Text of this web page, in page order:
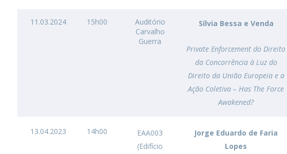
11.03.2024 15h00
Auditório
Carvalho
Guerra
Sílvia Bessa e Venda
Private Enforcement do Direito
da Concorrência à Luz do
Direito da União Europeia e a
Ação Coletiva – Has The Force
Awakened?
13.04.2023 14h00
EAA003
(Edifício
Jorge Eduardo de Faria
Lopes